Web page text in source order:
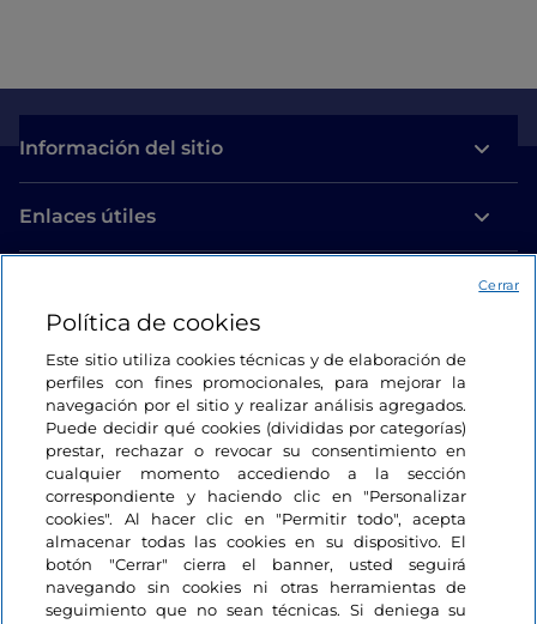
Información del sitio
Enlaces útiles
Estamos en contacto
Política de cookies
Este sitio utiliza cookies técnicas y de elaboración de
perfiles con fines promocionales, para mejorar la
navegación por el sitio y realizar análisis agregados.
Puede decidir qué cookies (divididas por categorías)
prestar, rechazar o revocar su consentimiento en
cualquier momento accediendo a la sección
correspondiente y haciendo clic en "Personalizar
cookies". Al hacer clic en "Permitir todo", acepta
almacenar todas las cookies en su dispositivo. El
botón "Cerrar" cierra el banner, usted seguirá
navegando sin cookies ni otras herramientas de
seguimiento que no sean técnicas. Si deniega su
Cerrar